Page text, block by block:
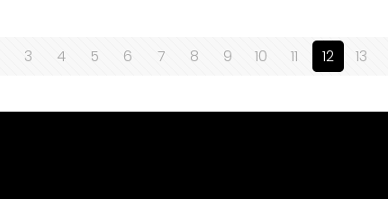
3 4 5 6 7 8 9 10 11 12 13